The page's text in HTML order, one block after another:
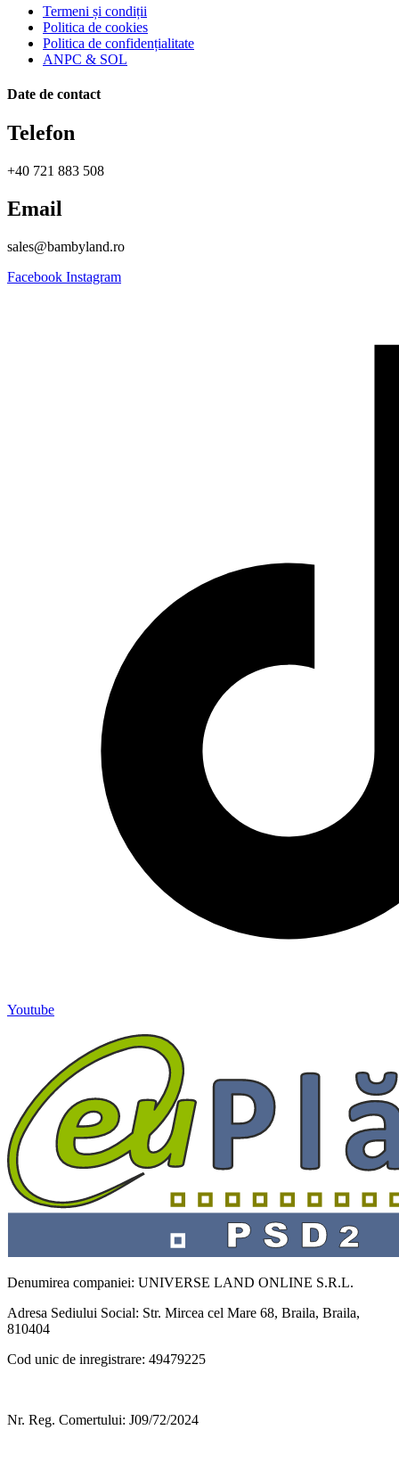
Termeni și condiții
Politica de cookies
Politica de confidențialitate
ANPC & SOL
Date de contact
Telefon
+40 721 883 508
Email
sales@bambyland.ro​
Facebook Instagram
Youtube
Denumirea companiei: UNIVERSE LAND ONLINE S.R.L.
Adresa Sediului Social: Str. Mircea cel Mare 68, Braila, Braila,
810404
Cod unic de inregistrare: 49479225
Nr. Reg. Comertului: J09/72/2024